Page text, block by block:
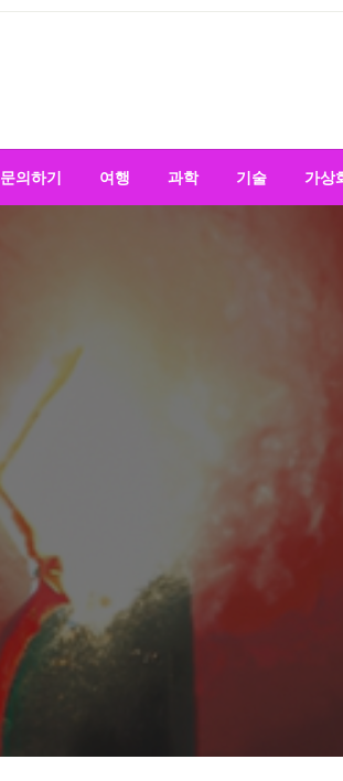
문의하기 여행 과학 기술 가상